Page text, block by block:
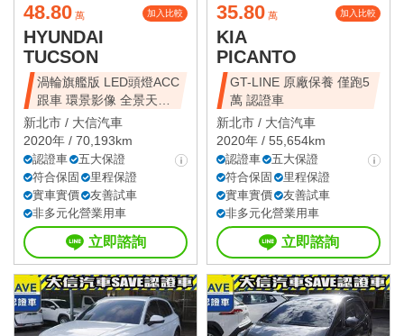
48.80 萬 加入比較
HYUNDAI
TUCSON
渦輪旗艦版 LED頭燈ACC
跟車 環景影像 全景天窗
電尾門
新北市 / 大信汽車
2020年 / 70,193km
認證車
五大保證
符合保固
里程保證
實車實價
友善試車
非多元化營業用車
立即諮詢
35.80 萬 加入比較
KIA
PICANTO
GT-LINE 原廠保養 僅跑5
萬 認證車
新北市 / 大信汽車
2020年 / 55,654km
認證車
五大保證
符合保固
里程保證
實車實價
友善試車
非多元化營業用車
立即諮詢